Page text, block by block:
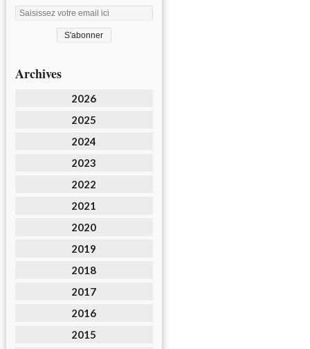
Archives
2026
2025
2024
2023
2022
2021
2020
2019
2018
2017
2016
2015